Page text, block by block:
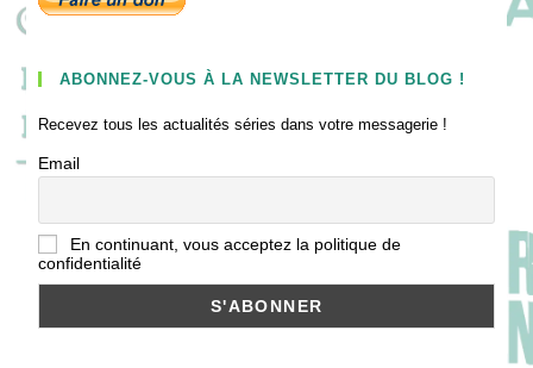
ABONNEZ-VOUS À LA NEWSLETTER DU BLOG !
Recevez tous les actualités séries dans votre messagerie !
Email
En continuant, vous acceptez la politique de
confidentialité